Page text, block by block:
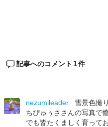
記事へのコメント 1件
nezumileader
雪景色撮
ちぴゅぅささんの写真で
でも皆たくましく育って